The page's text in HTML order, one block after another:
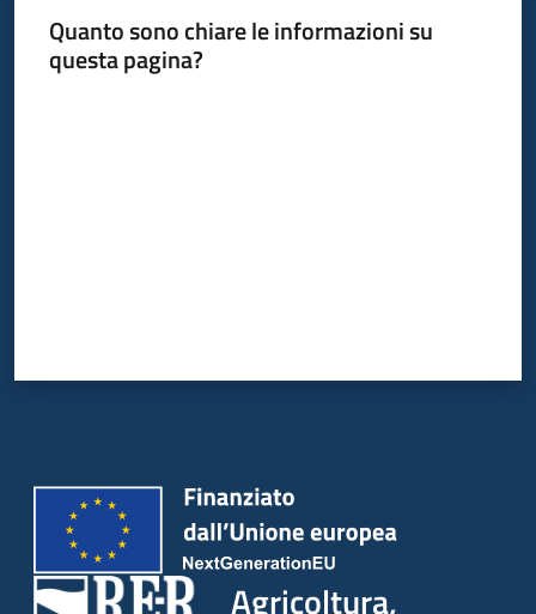
Quanto sono chiare le informazioni su
questa pagina?
Agricoltura,